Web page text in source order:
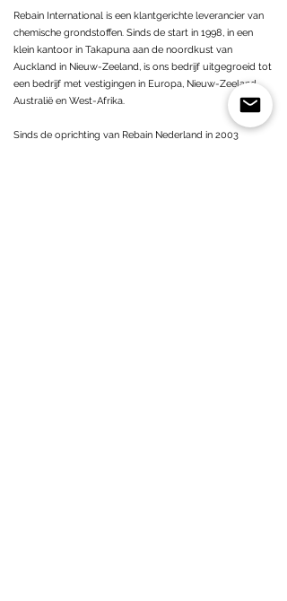
Rebain International is een klantgerichte leverancier van
chemische grondstoffen. Sinds de start in 1998, in een
klein kantoor in Takapuna aan de noordkust van
Auckland in Nieuw-Zeeland, is ons bedrijf uitgegroeid tot
een bedrijf met vestigingen in Europa, Nieuw-Zeeland,
Australië en West-Afrika.
Sinds de oprichting van Rebain Nederland in 2003